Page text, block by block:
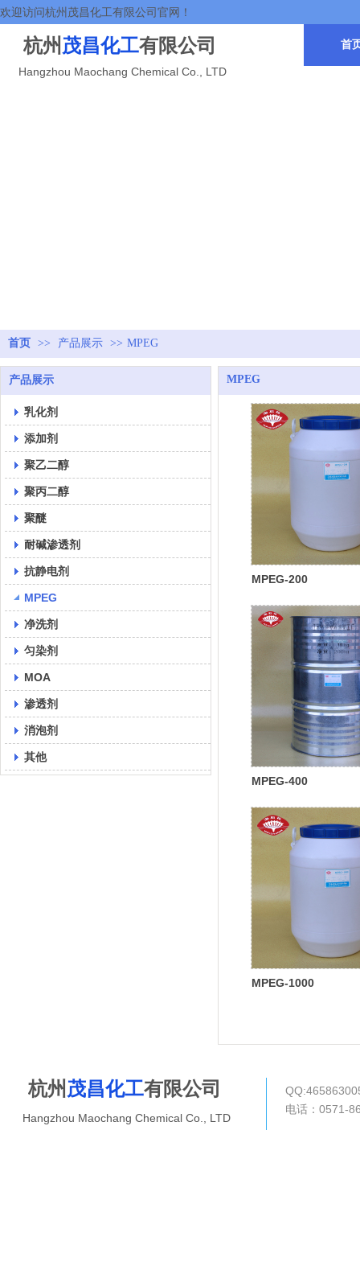
杭州 茂昌化工有限公司
Hangzhou Maochang Chemical Co., LTD
欢迎访问杭州茂昌化工有限公司官网！
首
首页 >> 产品展示 >> MPEG
产品展示
乳化剂
添加剂
聚乙二醇
聚丙二醇
聚醚
耐碱渗透剂
抗静电剂
MPEG
净洗剂
匀染剂
MOA
渗透剂
消泡剂
其他
MPEG
MPEG-200
MPEG-400
MPEG-1000
电话：0571-
杭州 茂昌化工有限公司
Hangzhou Maochang Chemical Co., LTD